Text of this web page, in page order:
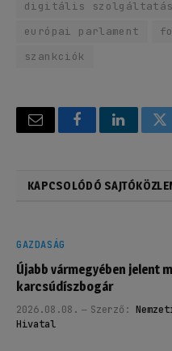
digitális
európai parlament
szankciók
Email FacebookLinkedIn
KAPCSOLÓDÓ
GAZDASÁG
Újabb vármegyében jelent
karcsúdíszbogár
2026.08.08. Szerző:
Hivatal